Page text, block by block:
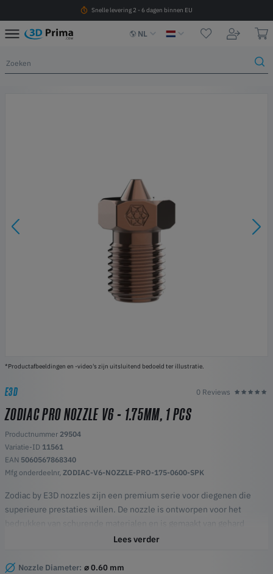
Snelle levering 2 - 6 dagen binnen EU
NL
*Productafbeeldingen en -video's zijn uitsluitend bedoeld ter illustratie.
E3D 0 Reviews
ZODIAC PRO NOZZLE V6 - 1.75MM, 1 PCS
Productnummer 29504
Variatie-ID 11561
EAN 5060567868340
Mfg onderdeelnr, ZODIAC-V6-NOZZLE-PRO-175-0600-SPK
Zodiac by E3D nozzles zijn een premium serie voor diegenen die
superieure prestaties willen. De nozzle is ontworpen voor het
bedrukken van schurende materialen en is gemaakt van gehard
gereedschapsstaal met een speciale bi-layer coating. PRO snozzle
Lees verder
Nozzle Diameter: ⌀ 0.60 mm